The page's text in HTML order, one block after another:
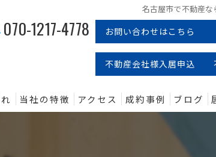
名古屋市で不動産
070-1217-4778 お問い合わせはこちら
不動産会社様入居申込
当社の特徴 アクセス 成約事例 ブログ